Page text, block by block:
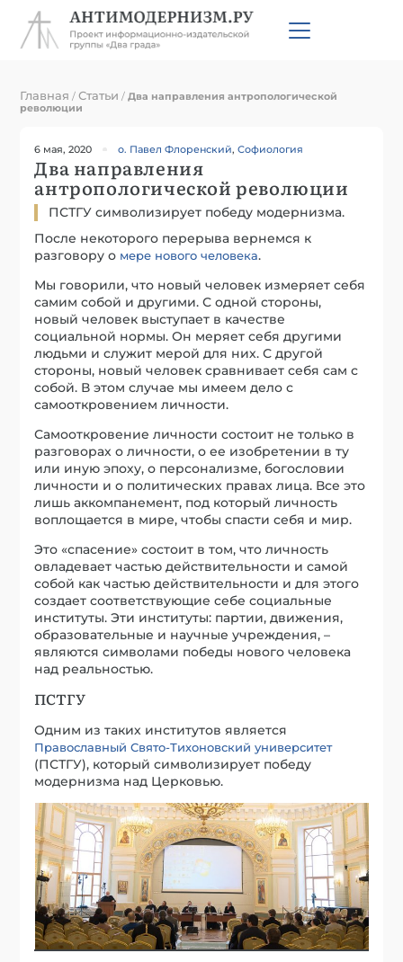
Главная /Статьи /Два направления антропологической
революции
6 мая, 2020 о. Павел Флоренский,Софиология
Два направления
антропологической революции
ПСТГУ символизирует победу модернизма.
После некоторого перерыва вернемся к
разговору о мере нового человека.
Мы говорили, что новый человек измеряет себя
самим собой и другими. С одной стороны,
новый человек выступает в качестве
социальной нормы. Он меряет себя другими
людьми и служит мерой для них. С другой
стороны, новый человек сравнивает себя сам с
собой. В этом случае мы имеем дело с
самооткровением личности.
Самооткровение личности состоит не только в
разговорах о личности, о ее изобретении в ту
или иную эпоху, о персонализме, богословии
личности и о политических правах лица. Все это
лишь аккомпанемент, под который личность
воплощается в мире, чтобы спасти себя и мир.
Это «спасение» состоит в том, что личность
овладевает частью действительности и самой
собой как частью действительности и для этого
создает соответствующие себе социальные
институты. Эти институты: партии, движения,
образовательные и научные учреждения, –
являются символами победы нового человека
над реальностью.
ПСТГУ
Одним из таких институтов является
Православный Свято-Тихоновский университет
(ПСТГУ), который символизирует победу
модернизма над Церковью.